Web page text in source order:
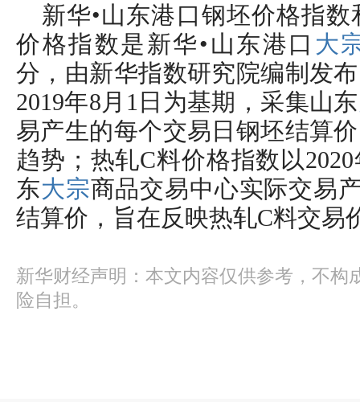
新华•山东港口钢坯价格指
价格指数是新华•山东港口 大
分，由新华指数研究院编制发
2019年8月1日为基期，采集山东
易产生的每个交易日钢坯结算
趋势；热轧C料价格指数以
东大宗商品交易中心实际交易
结算价，旨在反映热轧C料交易
新华财经声明：本文内容仅供参考，不构
险自担。